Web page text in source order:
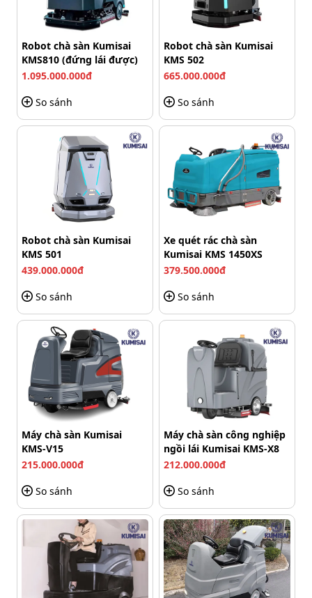
Bàn chải chà sàn Kumisai KMS K80
Bộ đôi thùng chứa nước sạch, bẩn siêu rộng
So với nhiều dòngmáy chà sàn ngồi láikhác, Kumisai
KMS K80 đều có thùng chứa nước sạch và bẩn cực rộng.
Người dùng không cần dừng lại đổ, thêm nước liên tục
mất công. Máy chạy trường kỳ, không nghỉ, tiết kiệm rất
nhiều thời gian.
Thùng chứa nước sạch cực rộng
Pin ắc quy bền bỉ, dùng cả ngày không hết
Máy chà sàn Kumisai
KMS K80 sử dụng pin ắc quy
dung lượng lớn, cho phép máy hoạt động liên tục 3 đến
4 giờ mỗi lần. Pin ắc quy chất lượng cao, đảm bảo độ
bền và tuổi thọ lâu dài, yên tâm sử dụng máy trong thời
gian dài mà không lo ngại về vấn đề pin.
Robot chà sàn Kumisai
KMS810 (đứng lái được)
1.095.000.000đ
So sánh
Robot chà sàn Kumisai
KMS 502
665.000.000đ
So sánh
Robot chà sàn Kumisai
KMS 501
439.000.000đ
So sánh
Xe quét rác chà sàn
Kumisai KMS 1450XS
379.500.000đ
So sánh
Máy chà sàn Kumisai
KMS-V15
215.000.000đ
So sánh
Máy chà sàn công nghiệp
ngồi lái Kumisai KMS-X8
212.000.000đ
So sánh